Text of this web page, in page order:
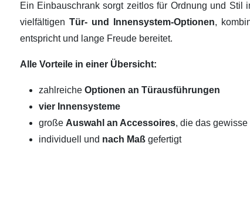
Ein Einbauschrank sorgt zeitlos für Ordnung und Stil
vielfältigen Tür- und Innensystem-Optionen,
entspricht und lange Freude bereitet.
Alle Vorteile in einer Übersicht:
zahlreiche Optionen an Türausführungen
vier Innensysteme
große Auswahl an Accessoires, die das
individuell und nach Maß gefertigt